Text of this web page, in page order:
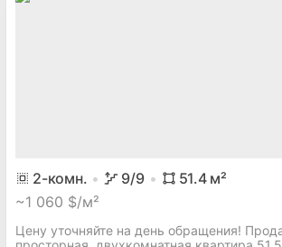
2-комн. 9/9 51.4м²
~1 060 $/м²
Цену уточняйте на день обращения!